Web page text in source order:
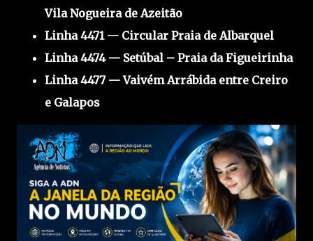
Vila Nogueira de Azeitão
Linha 4471 — Circular Praia de Albarquel
Linha 4474 — Setúbal – Praia da Figueirinha
Linha 4477 — Vaivém Arrábida entre Creiro
e Galapos